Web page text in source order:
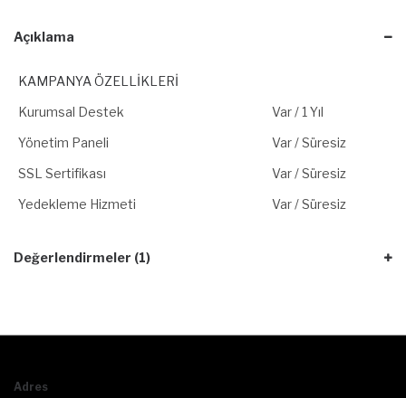
Açıklama
KAMPANYA ÖZELLİKLERİ
Kurumsal Destek
Var / 1 Yıl
Yönetim Paneli
Var / Süresiz
SSL Sertifikası
Var / Süresiz
Yedekleme Hizmeti
Var / Süresiz
Değerlendirmeler (1)
Adres